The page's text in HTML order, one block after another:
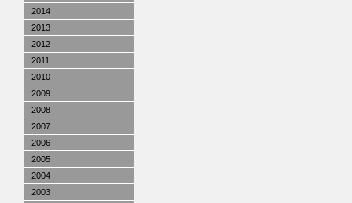
2014
2013
2012
2011
2010
2009
2008
2007
2006
2005
2004
2003